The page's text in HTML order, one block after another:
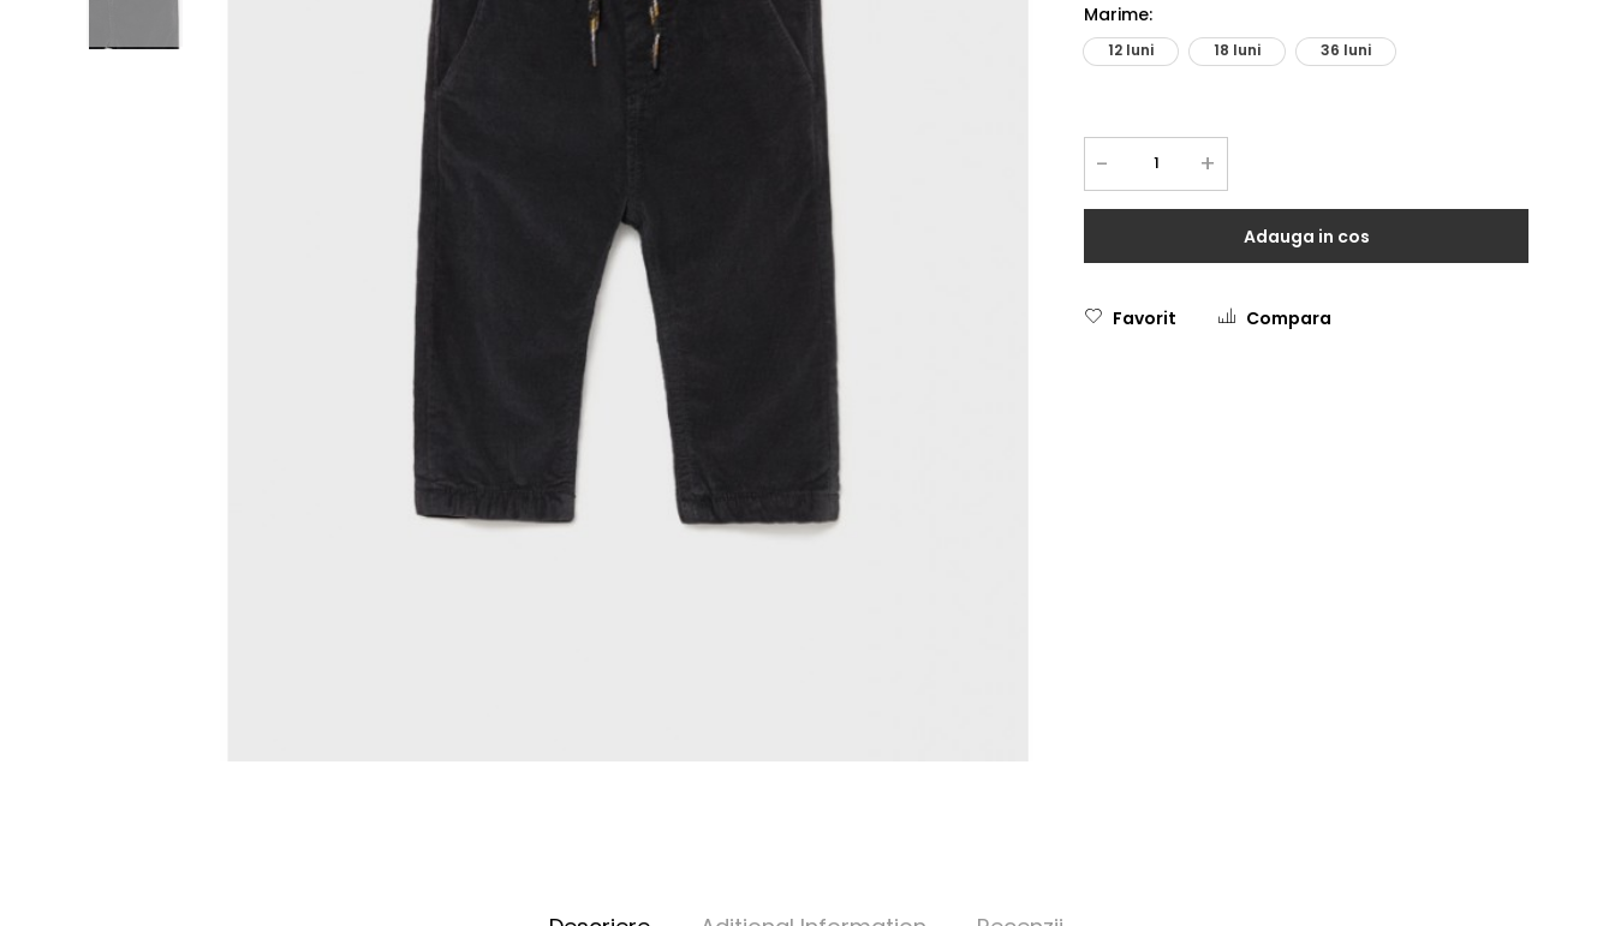
Marime:
12 luni 18 luni 36 luni
- +
Adauga in cos
Favorit Compara